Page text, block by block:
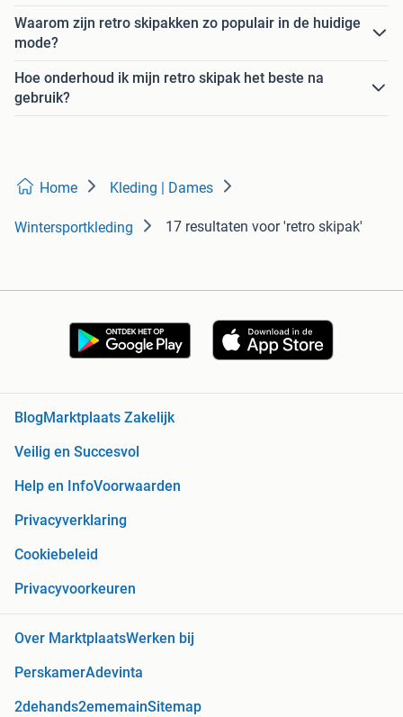
Waarom zijn retro skipakken zo populair in de huidige
mode?
Hoe onderhoud ik mijn retro skipak het beste na
gebruik?
Home Kleding | Dames
Wintersportkleding 17 resultaten voor 'retro skipak'
BlogMarktplaats Zakelijk
Veilig en Succesvol
Help en InfoVoorwaarden
Privacyverklaring
Cookiebeleid
Privacyvoorkeuren
Over MarktplaatsWerken bij
PerskamerAdevinta
2dehands2ememainSitemap